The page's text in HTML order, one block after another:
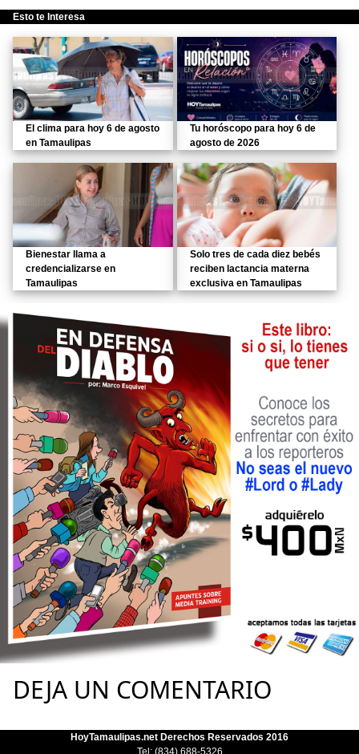
Esto te Interesa
El clima para hoy 6 de agosto
en Tamaulipas
Tu horóscopo para hoy 6 de
agosto de 2026
Bienestar llama a
credencializarse en
Tamaulipas
Solo tres de cada diez bebés
reciben lactancia materna
exclusiva en Tamaulipas
DEJA UN COMENTARIO
HoyTamaulipas.net Derechos Reservados 2016
Tel: (834) 688-5326